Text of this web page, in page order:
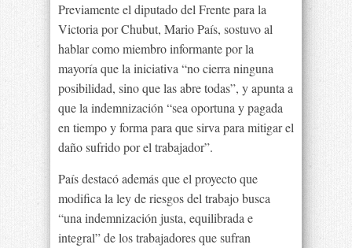
Previamente el diputado del Frente para la
Victoria por Chubut, Mario País, sostuvo al
hablar como miembro informante por la
mayoría que la iniciativa “no cierra ninguna
posibilidad, sino que las abre todas”, y apunta a
que la indemnización “sea oportuna y pagada
en tiempo y forma para que sirva para mitigar el
daño sufrido por el trabajador”.
País destacó además que el proyecto que
modifica la ley de riesgos del trabajo busca
“una indemnización justa, equilibrada e
integral” de los trabajadores que sufran